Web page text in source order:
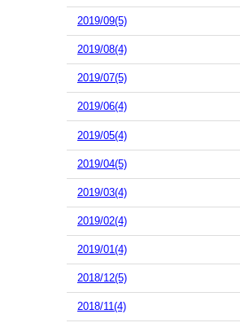
2019/09(5)
2019/08(4)
2019/07(5)
2019/06(4)
2019/05(4)
2019/04(5)
2019/03(4)
2019/02(4)
2019/01(4)
2018/12(5)
2018/11(4)